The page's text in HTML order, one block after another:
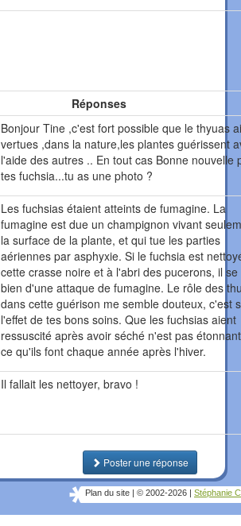
Réponses
Bonjour Tine ,c'est fort possible que le thyuas
vertues ,dans la nature,les plantes guérissent
l'aide des autres .. En tout cas Bonne nouvelle
tes fuchsia...tu as une photo ?
Les fuchsias étaient atteints de fumagine. La
fumagine est due un champignon vivant
la surface de la plante, et qui tue les parties
aériennes par asphyxie. Si le fuchsia est
cette crasse noire et à l'abri des pucerons, il
bien d'une attaque de fumagine. Le rôle des
dans cette guérison me semble douteux, c'est
l'effet de tes bons soins. Que les fuchsias aient
ressuscité après avoir séché n'est pas
ce qu'ils font chaque année après l'hiver.
Il fallait les nettoyer, bravo !
Poster une réponse
Plan du site © 2002-2026 Stéphanie C